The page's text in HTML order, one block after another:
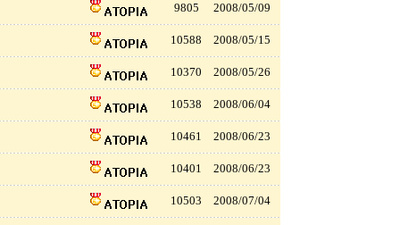
9805 2008/05/09
10588 2008/05/15
10370 2008/05/26
10538 2008/06/04
10461 2008/06/23
10401 2008/06/23
10503 2008/07/04